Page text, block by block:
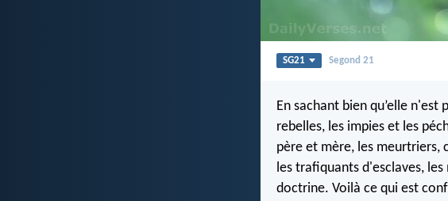
SG21 Segond 21
En sachant bien qu’elle
rebelles, les impies et les
père et mère, les meurtriers,
les trafiquants d'esclaves,
doctrine. Voilà ce qui est